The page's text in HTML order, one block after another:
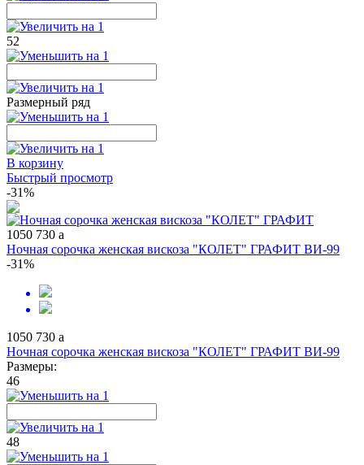
52
Размерный ряд
В корзину
Быстрый просмотр
-31%
1050 730 a
Ночная сорочка женская вискоза "КОЛЕТ" ГРАФИТ ВИ-99
-31%
1050 730 a
Ночная сорочка женская вискоза "КОЛЕТ" ГРАФИТ ВИ-99
Размеры:
46
48